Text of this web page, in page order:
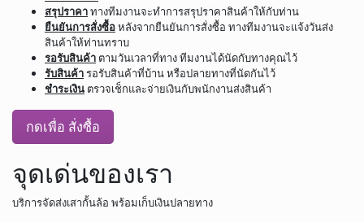
สรุปราคาทางทีมงานจะทำการสรุปราคาสินค้าให้กับท่าน
ยืนยันการสั่งซื้อหลังจากยืนยันการสั่งซื้อ ทางทีมงานจะแจ้งวันส่ง
สินค้าให้ท่านทราบ
รอรับสินค้า ตามวันเวลาที่ทาง ทีมงานได้นัดกับทางคุณไว้
รับสินค้ารอรับสินค้าที่บ้าน หรือปลายทางที่นัดกันไว้
ชำระเงิน ตรวจเช็กและจ่ายเงินกับพนักงานส่งสินค้า
กดเพื่อ สั่งซื้อ
จุดเด่นของเรา
บริการจัดส่งเสากั้นล้อ พร้อมเก็บเงินปลายทาง